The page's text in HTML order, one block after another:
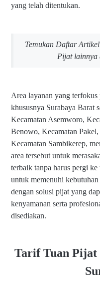
yang telah ditentukan.
Temukan Daftar
Pijat lainnya
Area layanan yang
khususnya Surabaya Barat
Kecamatan Asemworo,
Benowo, Kecamatan
Kecamatan Sambikerep,
area tersebut untuk
terbaik tanpa harus pergi
untuk memenuhi kebutuhan
dengan solusi pijat yang
kenyamanan serta
disediakan.
Tarif Tuan Pijat